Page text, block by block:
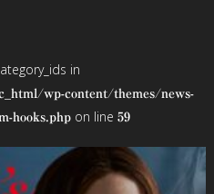
in
wp-content/themes/news-
hooks.phpon line 59